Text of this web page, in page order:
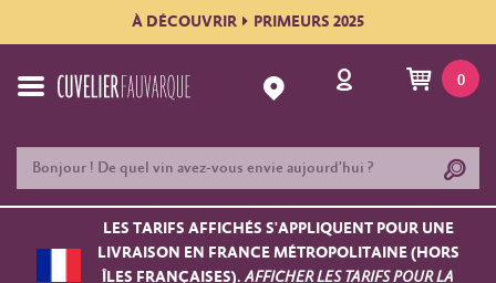
À DÉCOUVRIR PRIMEURS 2025
0
LES TARIFS AFFICHÉS S'APPLIQUENT POUR UNE
LIVRAISON EN FRANCE MÉTROPOLITAINE (HORS
ÎLES FRANÇAISES).AFFICHER LES TARIFS POUR LA